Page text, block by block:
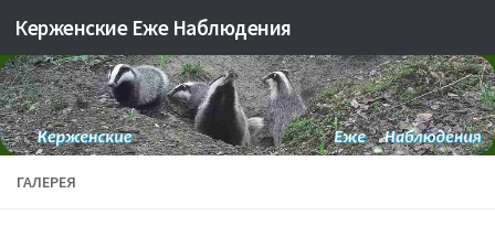
Skip to content
Керженские Еже Наблюдения
ГАЛЕРЕЯ